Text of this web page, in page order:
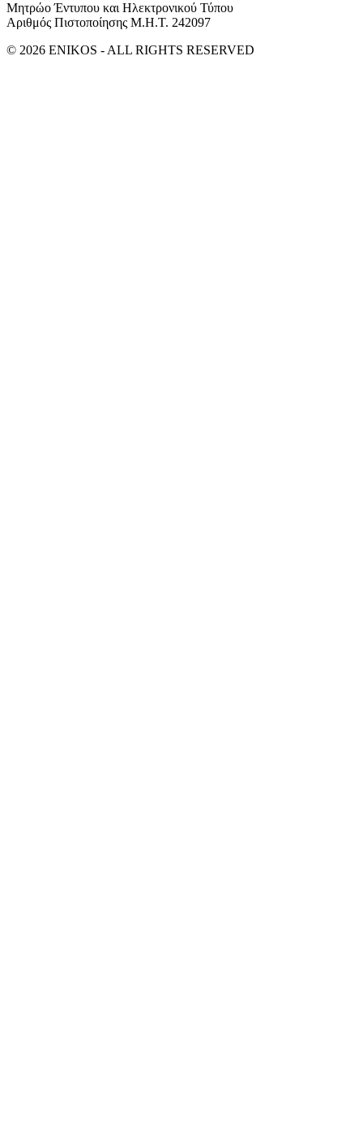
Μητρώο Έντυπου και Ηλεκτρονικού Τύπου
Αριθμός Πιστοποίησης Μ.Η.Τ. 242097
© 2026 ENIKOS - ALL RIGHTS RESERVED